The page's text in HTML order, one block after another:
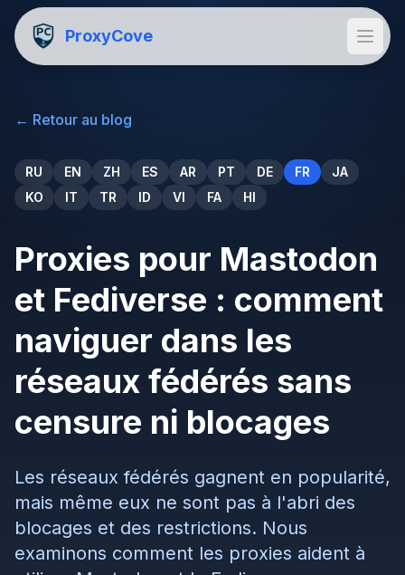
ProxyCove
← Retour au blog
RU EN ZH ES AR PT DE FR
JA
KO
IT TR ID VI FA HI
Proxies pour Mastodon
et Fediverse : comment
naviguer dans les
réseaux fédérés sans
censure ni blocages
Les réseaux fédérés gagnent en popularité,
mais même eux ne sont pas à l'abri des
blocages et des restrictions. Nous
examinons comment les proxies aident à